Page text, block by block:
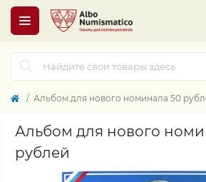
Альбом для нового номинала 50
Альбом для нового
рублей